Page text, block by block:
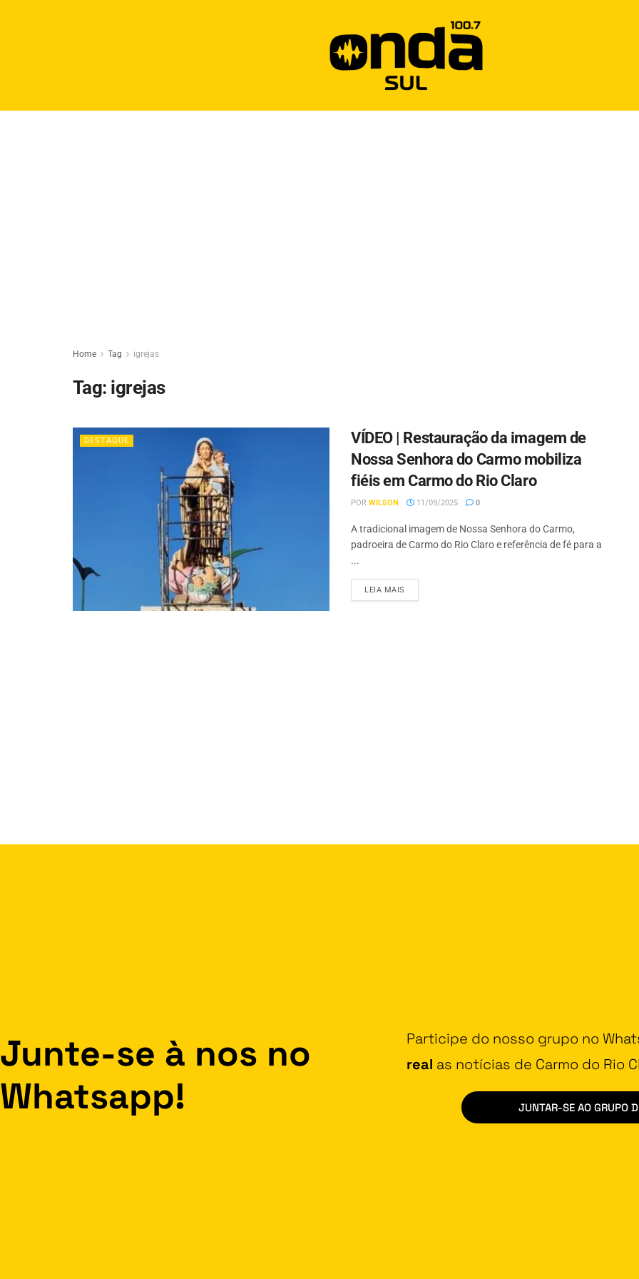
Home Tag igrejas
Tag: igrejas
DESTAQUE
VÍDEO | Restauração da imagem de
Nossa Senhora do Carmo mobiliza
fiéis em Carmo do Rio Claro
POR WILSON 11/09/2025 0
A tradicional imagem de Nossa Senhora do Carmo,
padroeira de Carmo do Rio Claro e referência de fé para a
...
LEIA MAIS
Junte-se à nos no
Whatsapp!
Participe do nosso grupo no
real as notícias de Carmo do Rio
JUNTAR-SE AO GRUPO